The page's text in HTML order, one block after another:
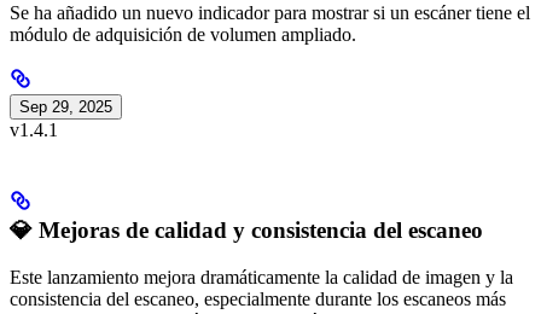
Se ha añadido un nuevo indicador para mostrar si un escáner tiene el
módulo de adquisición de volumen ampliado.
Sep 29, 2025
v1.4.1
💎 Mejoras de calidad y consistencia del escaneo
Este lanzamiento mejora dramáticamente la calidad de imagen y la
consistencia del escaneo, especialmente durante los escaneos más